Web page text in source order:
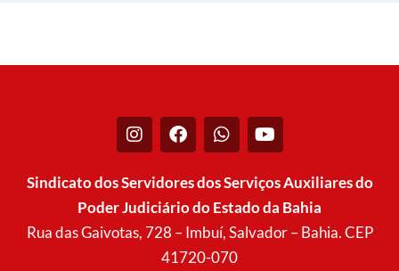
I
n
t
g
r
F
a
e
b
o
o
k
W
h
t
a
p
p
Y
o
t
u
b
e
Sindicato dos Servidores dos Serviços Auxiliares do
Poder Judiciário do Estado da Bahia
Rua das Gaivotas, 728 – Imbuí, Salvador – Bahia. CEP
41720-070